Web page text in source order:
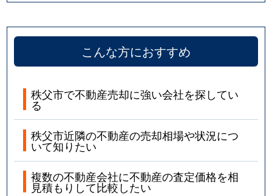
こんな方におすすめ
秩父市で不動産売却に強い会社を探してい
る
秩父市近隣の不動産の売却相場や状況につ
いて知りたい
複数の不動産会社に不動産の査定価格を相
見積もりして比較したい